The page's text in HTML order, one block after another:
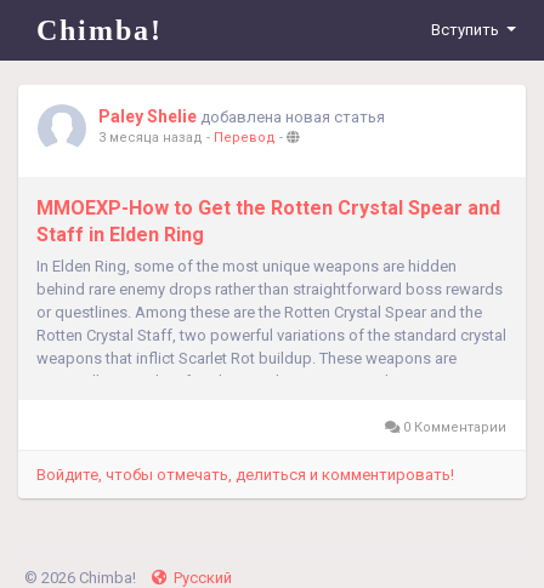
Chimba! Вступить
Paley Shelie добавлена новая статья
3 месяца назад - Перевод -
MMOEXP-How to Get the Rotten Crystal Spear and
Staff in Elden Ring
In Elden Ring, some of the most unique weapons are hidden
behind rare enemy drops rather than straightforward boss rewards
or questlines. Among these are the Rotten Crystal Spear and the
Rotten Crystal Staff, two powerful variations of the standard crystal
weapons that inflict Scarlet Rot buildup. These weapons are
especially appealing for players who want to combine magic or
0 Комментарии
Войдите, чтобы отмечать, делиться и комментировать!
© 2026 Chimba!
Русский